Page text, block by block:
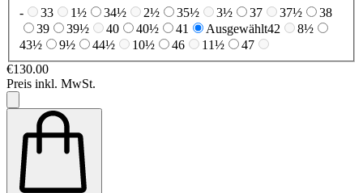
-
33 1½ 34½ 2½ 35½ 3½ 37 37½
38
39
39½ 40 40½ 41 Ausgewählt42
8½
43½
9½ 44½ 10½ 46 11½
47
€130.00
Preis inkl. MwSt.